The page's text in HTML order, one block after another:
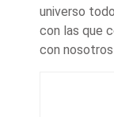
universo
con las que
con